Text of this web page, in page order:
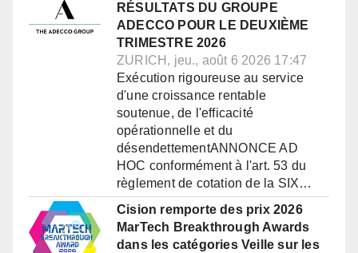
RÉSULTATS DU GROUPE
ADECCO POUR LE DEUXIÈME
TRIMESTRE 2026
ZURICH, jeu., août 6 2026 17:47
Exécution rigoureuse au service
d'une croissance rentable
soutenue, de l'efficacité
opérationnelle et du
désendettementANNONCE AD
HOC conformément à l'art. 53 du
règlement de cotation de la SIX…
Cision remporte des prix 2026
MarTech Breakthrough Awards
dans les catégories Veille sur les